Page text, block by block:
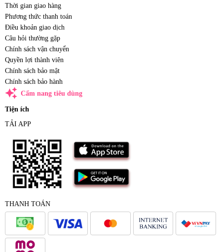
Thời gian giao hàng
Phương thức thanh toán
Điều khoản giao dịch
Câu hỏi thường gặp
Chính sách vận chuyển
Quyền lợi thành viên
Chính sách bảo mật
Chính sách bảo hành
auto_awesome Cẩm nang tiêu dùng
Tiện ích
TẢI APP
THANH TOÁN